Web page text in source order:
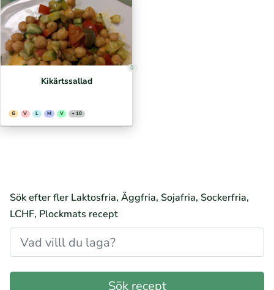
0
Kikärtssallad
G V L M V + 10
Sök efter fler Laktosfria, Äggfria, Sojafria, Sockerfria,
LCHF, Plockmats recept